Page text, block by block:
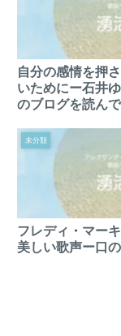
自分の感情を押
いためにー石井
のブログを読んで
未分類
フレディ・マー
美しい歌声ー口